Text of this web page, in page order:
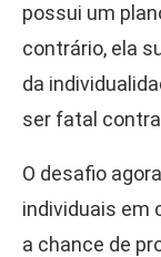
possui um
contrário, ela
da
ser fatal
O desafio
individuais em
a chance de